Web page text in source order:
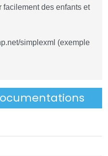
facilement des enfants et
simplexml (exemple